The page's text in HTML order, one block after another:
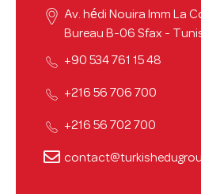
Av. hédi Nouira Imm La
Bureau B-06 Sfax -
48 15 761 534 90+
700 706 56 216+
700 702 56 216+